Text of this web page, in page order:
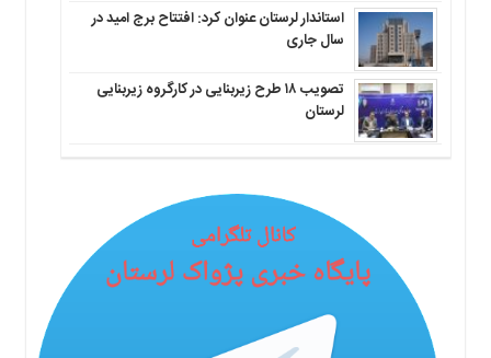
استاندار لرستان عنوان کرد: افتتاح برج امید در
سال جاری
تصویب ۱۸ طرح زیربنایی در کارگروه زیربنایی
لرستان